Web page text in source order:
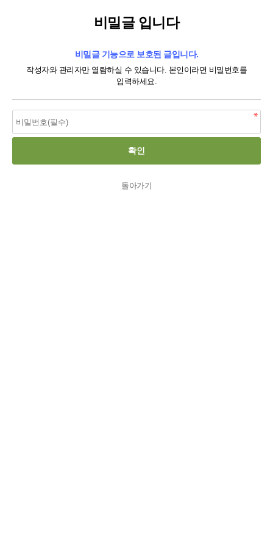
비밀글 입니다
비밀글 기능으로 보호된 글입니다.
작성자와 관리자만 열람하실 수 있습니다. 본인이라면 비밀번호를
입력하세요.
돌아가기